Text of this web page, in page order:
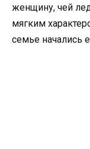
женщину, чей
мягким
семье начались